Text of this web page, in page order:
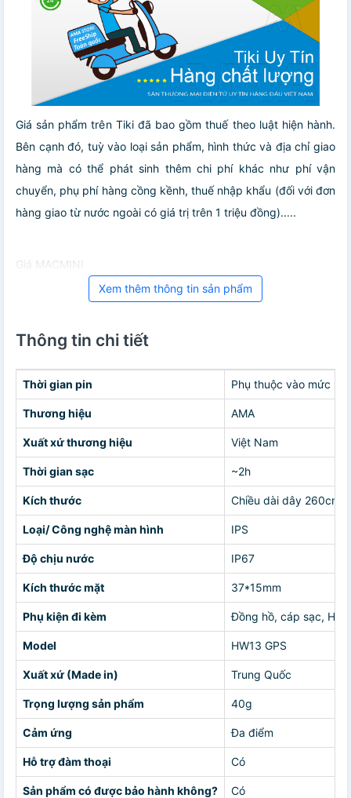
Giá sản phẩm trên Tiki đã bao gồm thuế theo luật hiện hành.
Bên cạnh đó, tuỳ vào loại sản phẩm, hình thức và địa chỉ giao
hàng mà có thể phát sinh thêm chi phí khác như phí vận
chuyển, phụ phí hàng cồng kềnh, thuế nhập khẩu (đối với đơn
hàng giao từ nước ngoài có giá trị trên 1 triệu đồng).....
Giá MACMINI
Xem thêm thông tin sản phẩm
Thông tin chi tiết
Thời gian pin Phụ thuộc vào mức sử
Thương hiệu AMA
Xuất xứ thương hiệu Việt Nam
Thời gian sạc ~2h
Kích thước Chiều dài dây
Loại/ Công nghệ màn hình IPS
Độ chịu nước IP67
Kích thước mặt 37*15mm
Phụ kiện đi kèm Đồng hồ, cáp sạc,
Model HW13 GPS
Xuất xứ (Made in) Trung Quốc
Trọng lượng sản phẩm 40g
Cảm ứng Đa điểm
Hỗ trợ đàm thoại Có
Sản phẩm có được bảo hành không? Có